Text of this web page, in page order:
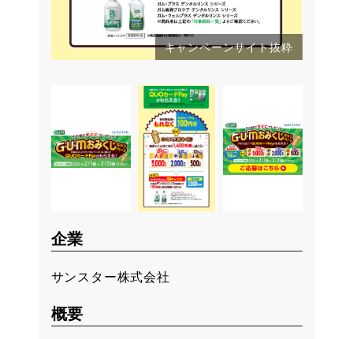
キャンペーンサイト抜粋
企業
サンスター株式会社
概要